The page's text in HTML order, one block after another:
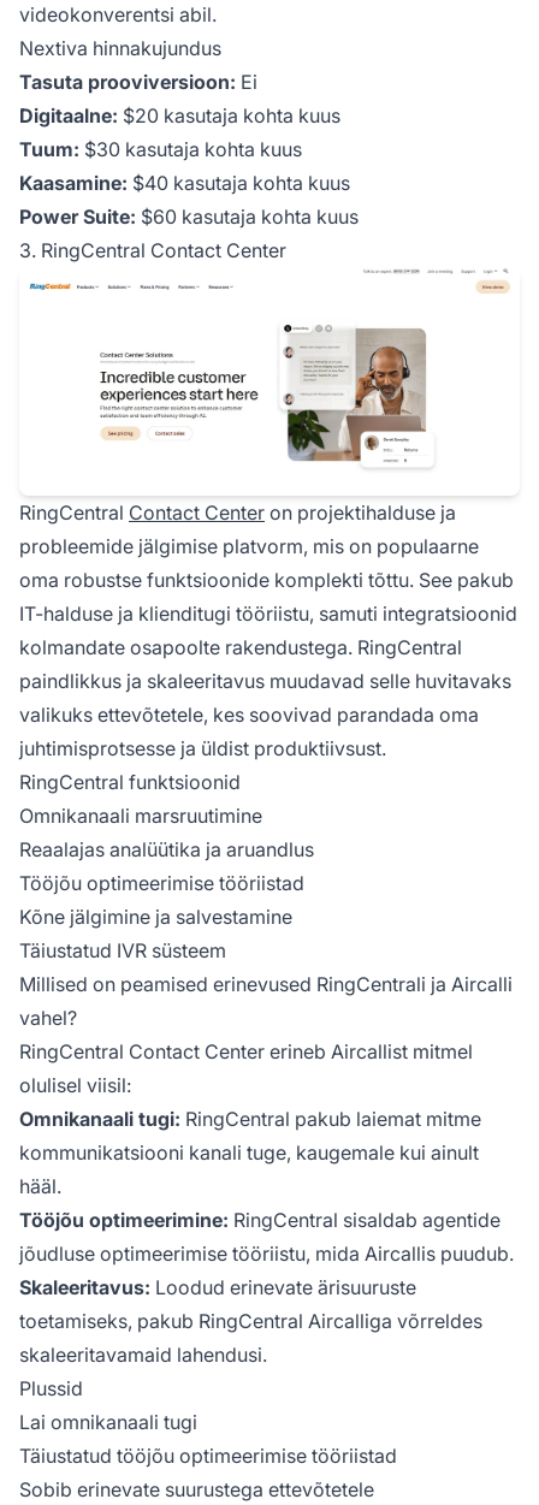
videokonverentsi abil.
Nextiva hinnakujundus
Tasuta prooviversioon: Ei
Digitaalne: $20 kasutaja kohta kuus
Tuum: $30 kasutaja kohta kuus
Kaasamine: $40 kasutaja kohta kuus
Power Suite: $60 kasutaja kohta kuus
3. RingCentral Contact Center
RingCentral Contact Center on projektihalduse ja
probleemide jälgimise platvorm, mis on populaarne
oma robustse funktsioonide komplekti tõttu. See pakub
IT-halduse ja klienditugi tööriistu, samuti integratsioonid
kolmandate osapoolte rakendustega. RingCentral
paindlikkus ja skaleeritavus muudavad selle huvitavaks
valikuks ettevõtetele, kes soovivad parandada oma
juhtimisprotsesse ja üldist produktiivsust.
RingCentral funktsioonid
Omnikanaali marsruutimine
Reaalajas analüütika ja aruandlus
Tööjõu optimeerimise tööriistad
Kõne jälgimine ja salvestamine
Täiustatud IVR süsteem
Millised on peamised erinevused RingCentrali ja Aircalli
vahel?
RingCentral Contact Center erineb Aircallist mitmel
olulisel viisil:
Omnikanaali tugi: RingCentral pakub laiemat mitme
kommunikatsiooni kanali tuge, kaugemale kui ainult
hääl.
Tööjõu optimeerimine: RingCentral sisaldab agentide
jõudluse optimeerimise tööriistu, mida Aircallis puudub.
Skaleeritavus: Loodud erinevate ärisuuruste
toetamiseks, pakub RingCentral Aircalliga võrreldes
skaleeritavamaid lahendusi.
Plussid
Lai omnikanaali tugi
Täiustatud tööjõu optimeerimise tööriistad
Sobib erinevate suurustega ettevõtetele